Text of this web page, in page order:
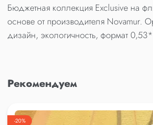
Бюджетная коллекция Exclusive на
основе от производителя Novamur.
дизайн, экологичность, формат
Рекомендуем
-20%